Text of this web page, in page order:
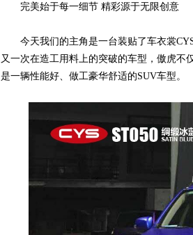
完美始于每一细节 精彩源于无限创意
今天我们的主角是一台装贴了车衣裳
又一次在造工用料上的突破的车型，傲虎不
是一辆性能好、做工豪华舒适的SUV车型。